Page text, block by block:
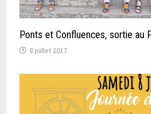
Ponts et Confluences, sortie au
8 juillet 2017